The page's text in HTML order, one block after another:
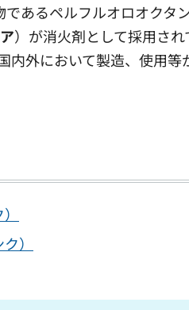
あるペルフルオロオクタ
）が消火剤として採用され
内外において製造、使用等
）